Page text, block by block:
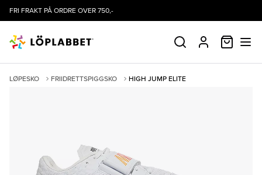
FRI FRAKT PÅ ORDRE OVER 750,-
SØK PROFIL
LØPESKO FRIIDRETTSPIGGSKO HIGH JUMP ELITE